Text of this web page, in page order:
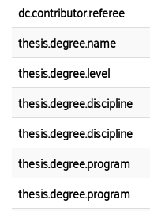
dc.contributor.referee
thesis.degree.name
thesis.degree.level
thesis.degree.discipline
thesis.degree.discipline
thesis.degree.program
thesis.degree.program